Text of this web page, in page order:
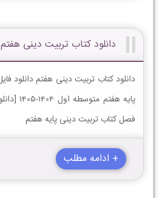
دانلود کتاب تربیت دینی هفتم
فصل کتاب تربیت دینی پایه هفتم
+ ادامه مطلب